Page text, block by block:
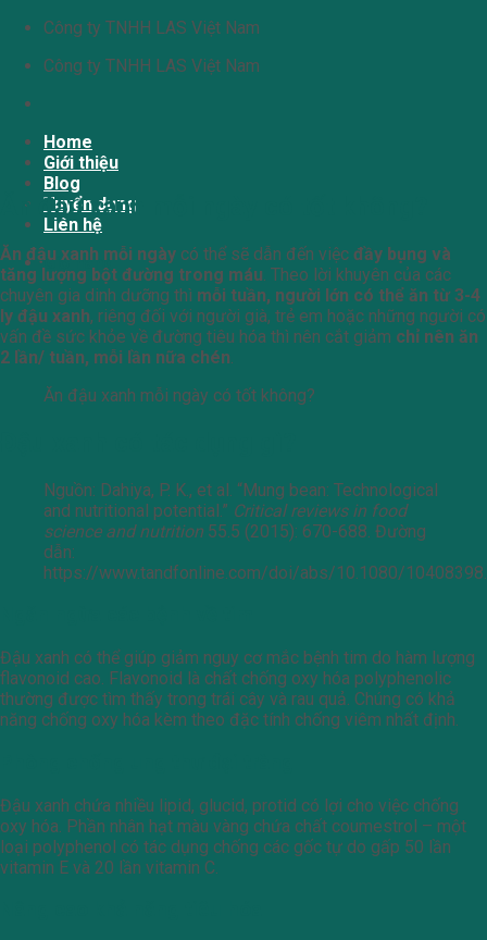
ChuyểnCông ty TNHH LAS Việt Nam
Công ty TNHH LAS Việt Nam
Home
Giới thiệu
Blog
Tuyển dụng
Liên hệ
Giỏ hàng
Ăn đậu xanh mỗi ngày có tốt không?
Ăn đậu xanh mỗi ngày có thể sẽ dẫn đến việc đầy bụng và
tăng lượng bột đường trong máu. Theo lời khuyên của các
chuyên gia dinh dưỡng thì mỗi tuần, người lớn có thể ăn từ 3-4
ly đậu xanh, riêng đối với người già, trẻ em hoặc những người có
vấn đề sức khỏe về đường tiêu hóa thì nên cắt giảm chỉ nên ăn
2 lần/ tuần, mỗi lần nữa chén.
Ăn đậu xanh mỗi ngày có tốt không?
Nguồn: Dahiya, P. K., et al. “Mung bean: Technological
and nutritional potential.” Critical reviews in food
science and nutrition 55.5 (2015): 670-688. Đường
dẫn:
https://www.tandfonline.com/doi/abs/10.1080/
Đậu xanh có thể giúp giảm nguy cơ mắc bệnh tim do hàm lượng
flavonoid cao. Flavonoid là chất chống oxy hóa polyphenolic
thường được tìm thấy trong trái cây và rau quả. Chúng có khả
năng chống oxy hóa kèm theo đặc tính chống viêm nhất định.
Đậu xanh chứa nhiều lipid, glucid, protid có lợi cho việc chống
oxy hóa. Phần nhân hạt màu vàng chứa chất coumestrol – một
loại polyphenol có tác dụng chống các gốc tự do gấp 50 lần
vitamin E và 20 lần vitamin C.